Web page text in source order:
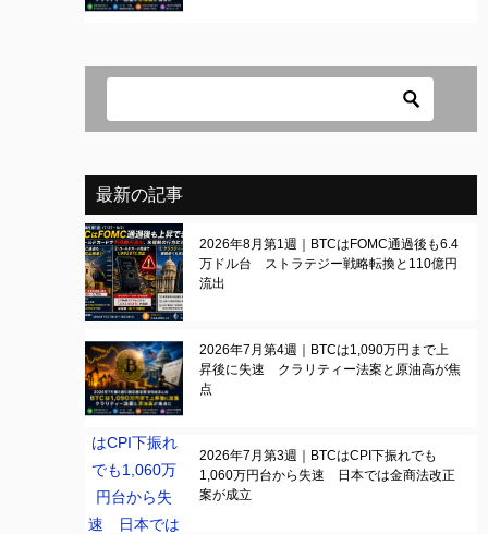
最新の記事
2026年8月第1週｜BTCはFOMC通過後も6.4
万ドル台 ストラテジー戦略転換と110億円
流出
2026年7月第4週｜BTCは1,090万円まで上
昇後に失速 クラリティー法案と原油高が焦
点
2026年7月第3週｜BTCはCPI下振れでも
1,060万円台から失速 日本では金商法改正
案が成立